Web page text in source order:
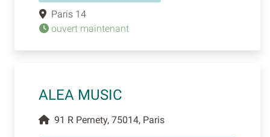
Paris 14
ouvert maintenant
ALEA MUSIC
91 R Pernety, 75014, Paris